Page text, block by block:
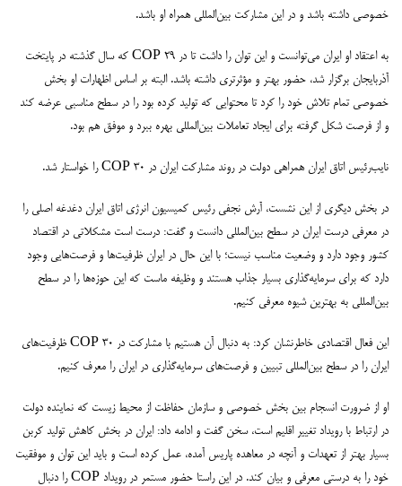
خصوصی داشته باشد و در این مشارکت بین‌المللی همراه او باشد.
به اعتقاد او ایران می‌توانست و این توان را داشت تا در COP 29 که سال گذشته در پایتخت
آذربایجان برگزار شد، حضور بهتر و مؤثرتری داشته باشد. البته بر اساس اظهارات او بخش
خصوصی تمام تلاش خود را کرد تا محتوایی که تولید کرده بود را در سطح مناسبی عرضه کند
و از فرصت شکل گرفته برای ایجاد تعاملات بین‌المللی بهره ببرد و موفق هم بود.
نایب‌رئیس اتاق ایران همراهی دولت در روند مشارکت ایران در COP 30 را خواستار شد.
در بخش دیگری از این نشست، آرش نجفی رئیس کمیسیون انرژی اتاق ایران دغدغه اصلی را
در معرفی درست ایران در سطح بین‌المللی دانست و گفت: درست است مشکلاتی در اقتصاد
کشور وجود دارد و وضعیت مناسب نیست؛ با این حال در ایران ظرفیت‌ها و فرصت‌هایی وجود
دارد که برای سرمایه‌گذاری بسیار جذاب هستند و وظیفه ماست که این حوزه‌ها را در سطح
بین‌المللی به بهترین شیوه معرفی کنیم.
این فعال اقتصادی خاطرنشان کرد: به دنبال آن هستیم با مشارکت در COP 30 ظرفیت‌های
ایران را در سطح بین‌المللی تبیین و فرصت‌های سرمایه‌گذاری در ایران را معرف کنیم.
او از ضرورت انسجام بین بخش خصوصی و سازمان حفاظت از محیط زیست که نماینده دولت
در ارتباط با رویداد تغییر اقلیم است، سخن گفت و ادامه داد: ایران در بخش کاهش تولید کربن
بسیار بهتر از تعهدات و آنچه در معاهده پاریس آمده، عمل کرده است و باید این توان و موفقیت
خود را به درستی معرفی و بیان کند. در این راستا حضور مستمر در رویداد COP را دنبال